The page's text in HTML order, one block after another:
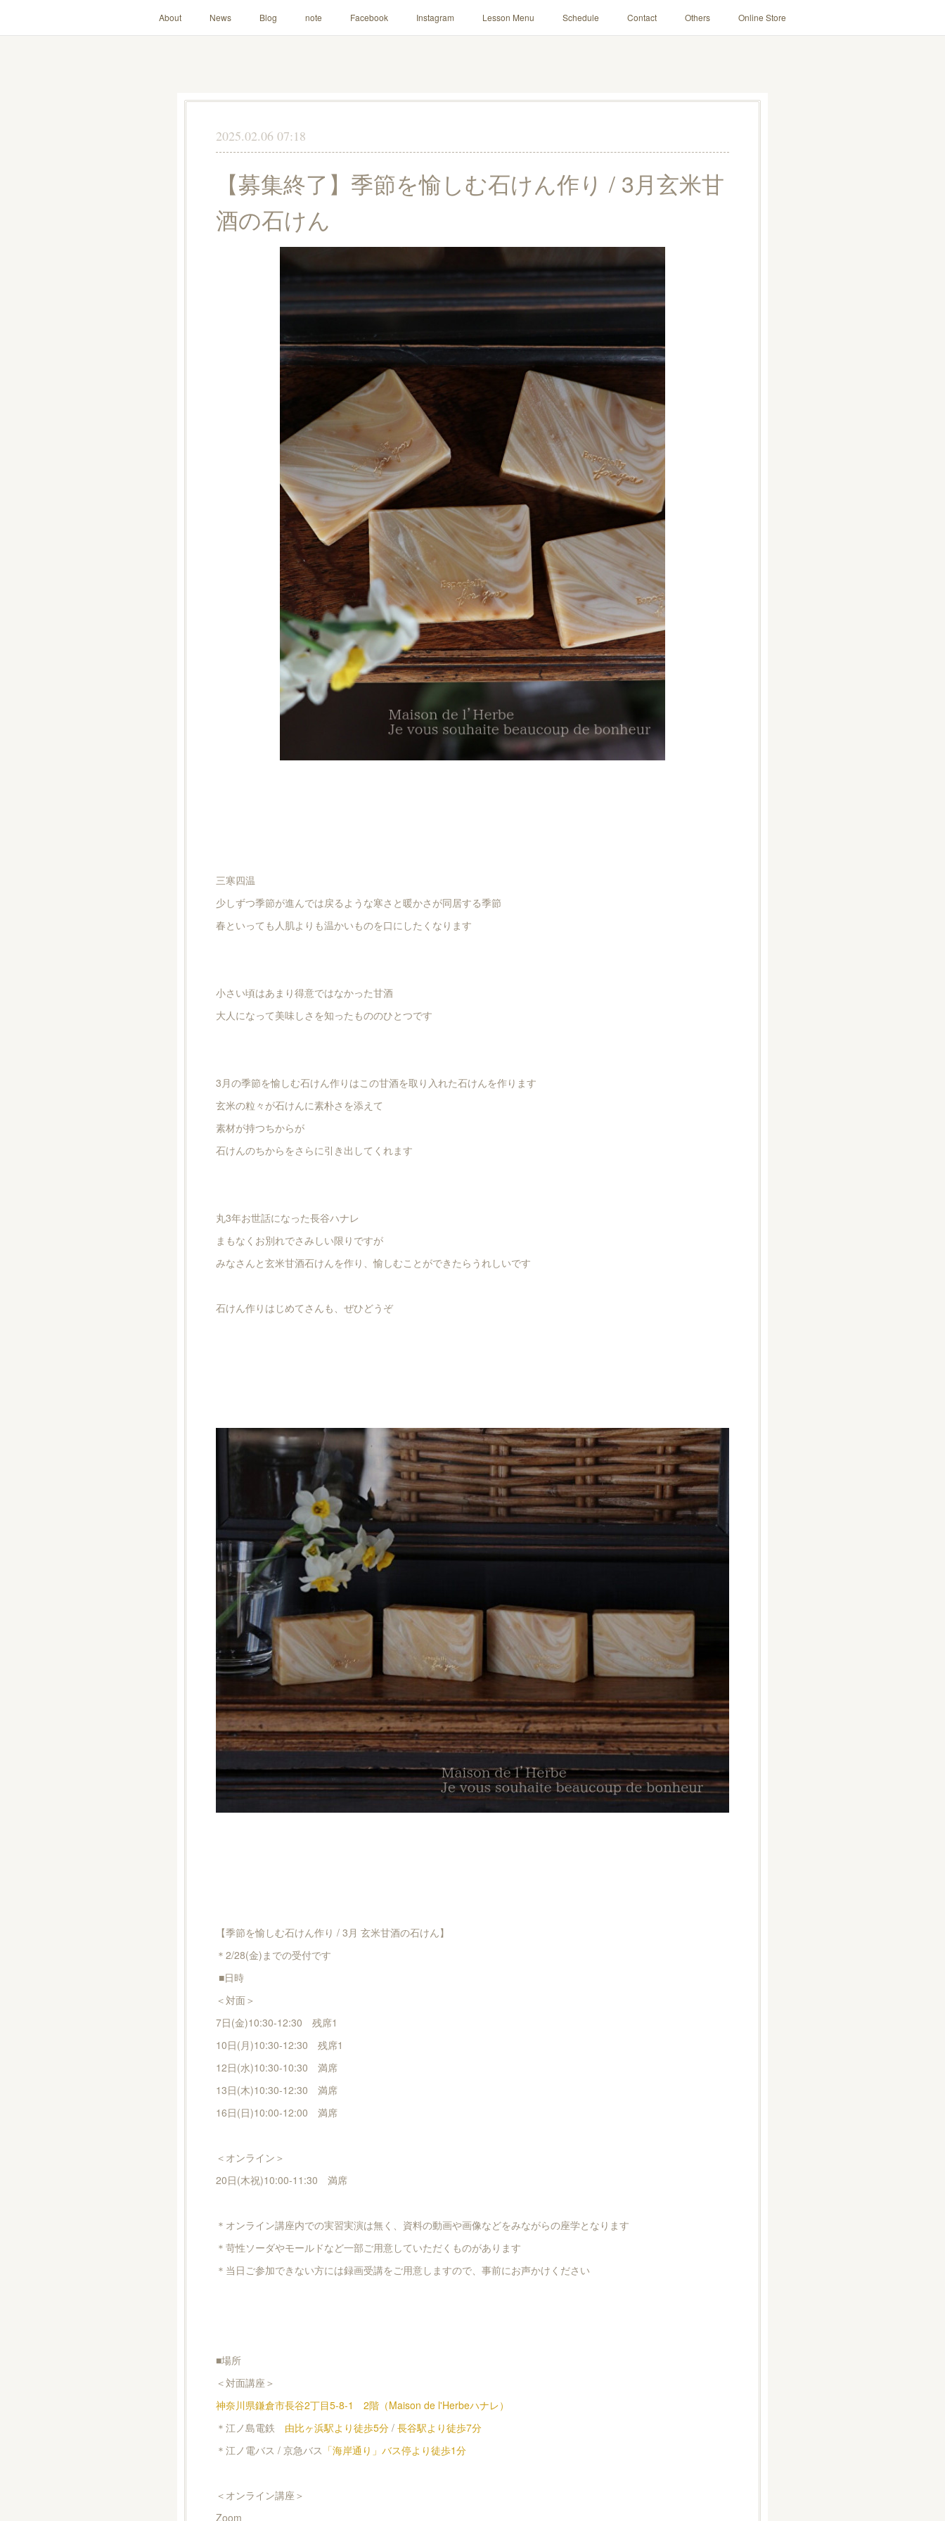
About News Blog note Facebook Instagram Lesson Menu Schedule Contact Others Online Store
2025.02.06 07:18
【募集終了】季節を愉しむ石けん作り / 3月玄米甘
酒の石けん
三寒四温
少しずつ季節が進んでは戻るような寒さと暖かさが同居する季節
春といっても人肌よりも温かいものを口にしたくなります
小さい頃はあまり得意ではなかった甘酒
大人になって美味しさを知ったもののひとつです
3月の季節を愉しむ石けん作りはこの甘酒を取り入れた石けんを作ります
玄米の粒々が石けんに素朴さを添えて
素材が持つちからが
石けんのちからをさらに引き出してくれます
丸3年お世話になった長谷ハナレ
まもなくお別れでさみしい限りですが
みなさんと玄米甘酒石けんを作り、愉しむことができたらうれしいです
石けん作りはじめてさんも、ぜひどうぞ
【季節を愉しむ石けん作り / 3月 玄米甘酒の石けん】
＊2/28(金)までの受付です
■日時
＜対面＞
7日(金)10:30-12:30 残席1
10日(月)10:30-12:30 残席1
12日(水)10:30-10:30 満席
13日(木)10:30-12:30 満席
16日(日)10:00-12:00 満席
＜オンライン＞
20日(木祝)10:00-11:30 満席
＊オンライン講座内での実習実演は無く、資料の動画や画像などをみながらの座学となります
＊苛性ソーダやモールドなど一部ご用意していただくものがあります
＊当日ご参加できない方には録画受講をご用意しますので、事前にお声かけください
■場所
＜対面講座＞
神奈川県鎌倉市長谷2丁目5-8-1 2階（Maison de l'Herbeハナレ）
＊江ノ島電鉄 由比ヶ浜駅より徒歩5分 / 長谷駅より徒歩7分
＊江ノ電バス / 京急バス 「海岸通り」バス停より徒歩1分
＜オンライン講座＞
Zoom